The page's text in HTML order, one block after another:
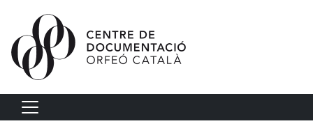
Vés al contingut
Navegació principal